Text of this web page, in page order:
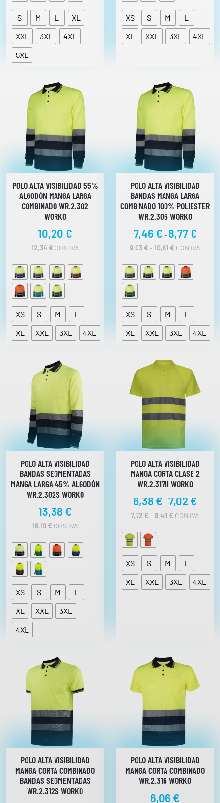
S M L
XL
XXL
3XL
4XL
5XL
XS S M
L
XL
XXL 3XL 4XL
POLO ALTA VISIBILIDAD 55%
ALGODÓN MANGA LARGA
COMBINADO WR.2.302
WORKO
10,20 €
12,34 € CON IVA
XS S M
L
XL
XXL 3XL 4XL
POLO ALTA VISIBILIDAD
BANDAS MANGA LARGA
COMBINADO 100% POLIESTER
WR.2.306 WORKO
7,46 € - 8,77€R
r
e
s
:
7
,
6
t
a
9,03 € - 10,61 € R
N
O
P
E
C
S
S
D
E
3
€
H
A
T
A
1
€
CON IVA
XS S M
L
XL
XXL 3XL 4XL
POLO ALTA VISIBILIDAD
BANDAS SEGMENTADAS
MANGA LARGA 45% ALGODÓN
WR.2.302S WORKO
13,38 €
16,19 € CON IVA
XS S M
L
XL
XXL
3XL
4XL
POLO ALTA VISIBILIDAD
MANGA CORTA CLASE 2
WR.2.317II WORKO
6,38 € -7,02 €
p
r
d
e
,
3
8
7,72 € - 8,49 € R
D
P
R
S
7
2
H
S
T
A
,
CON IVA
XS S M
L
XL
XXL 3XL 4XL
POLO ALTA VISIBILIDAD
MANGA CORTA COMBINADO
BANDAS SEGMENTADAS
WR.2.312S WORKO
POLO ALTA VISIBILIDAD
MANGA CORTA COMBINADO
WR.2.316 WORKO
6,06 €